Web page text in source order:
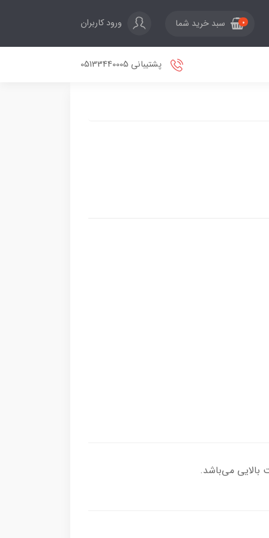
0 سبد خرید شما ورود کاربران
پشتیبانی 05133440005